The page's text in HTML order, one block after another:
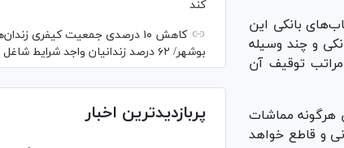
بانکی این
و چند وسیله
توقیف آن
هرگونه مماشات
و قاطع خواهد
کند
کاهش ۱۰ درصدی جمعیت کیفری
بوشهر/ ۶۲ درصد زندانیان واجد شرایط شاغل هستند
پربازدیدترین اخبار